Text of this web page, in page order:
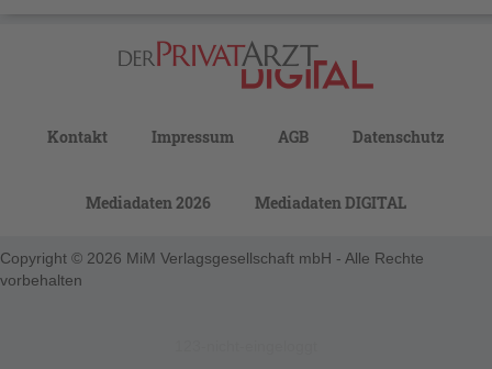
Kontakt Impressum AGB Datenschutz
Mediadaten 2026 Mediadaten DIGITAL
Copyright © 2026 MiM Verlagsgesellschaft mbH - Alle Rechte
vorbehalten